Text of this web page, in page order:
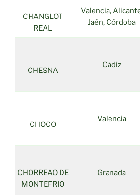
CHANGLOT
REAL
Valencia,
Jaén, Córdoba
CHESNA
Cádiz
CHOCO
Valencia
CHORREAO DE
MONTEFRIO
Granada